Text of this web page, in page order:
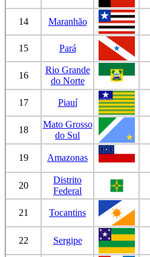
14 Maranhão
15 Pará
16
Rio Grande
do Norte
17 Piauí
18
Mato Grosso
do Sul
19 Amazonas
20
Distrito
Federal
21 Tocantins
22 Sergipe